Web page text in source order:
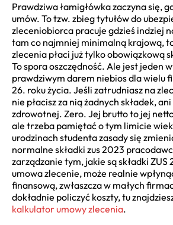
Prawdziwa łamigłówka zaczyna się,
umów. To tzw. zbieg tytułów do
zleceniobiorca pracuje gdzieś indziej
tam co najmniej minimalną krajową,
zlecenia płaci już tylko obowiązkową
To spora oszczędność. Ale jest jeden
prawdziwym darem niebios dla wielu
26. roku życia. Jeśli zatrudniasz na
nie płacisz za nią żadnych składek,
zdrowotnej. Zero. Jej brutto to jej
ale trzeba pamiętać o tym limicie
urodzinach studenta zasady się
normalne składki zus 2023
zarządzanie tym, jakie są składki
umowa zlecenie, może realnie
finansową, zwłaszcza w małych
dokładnie policzyć koszty, tu
kalkulator umowy zlecenia.